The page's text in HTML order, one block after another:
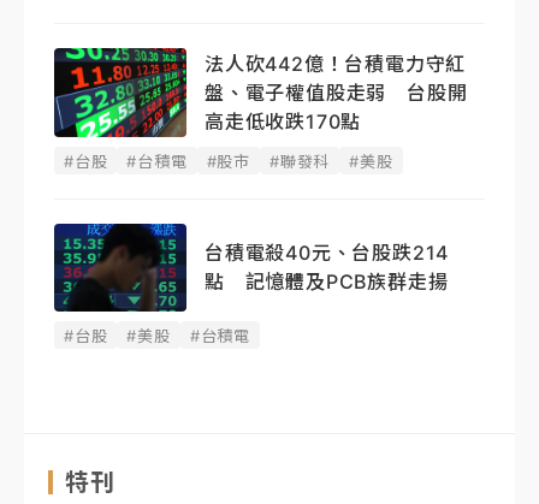
法人砍442億！台積電力守紅
盤、電子權值股走弱 台股開
高走低收跌170點
#台股 #台積電 #股市 #聯發科 #美股
台積電殺40元、台股跌214
點 記憶體及PCB族群走揚
#台股 #美股 #台積電
特刊